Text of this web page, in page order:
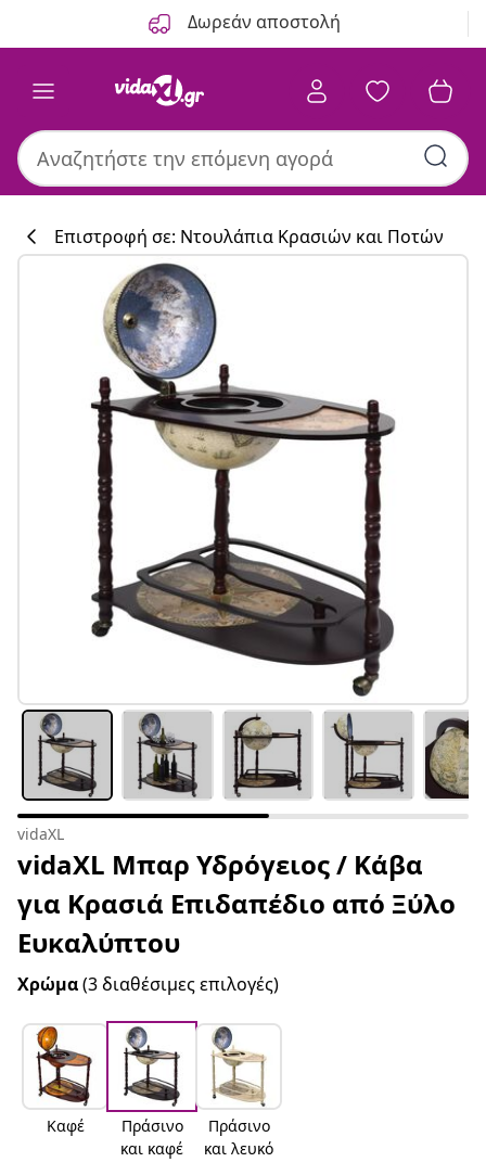
Δωρεάν αποστολή
#sharemevidaxl
Επιστροφή σε: Ντουλάπια Κρασιών και Ποτών
vidaXL
vidaXL Μπαρ Υδρόγειος / Κάβα
για Κρασιά Επιδαπέδιο από Ξύλο
Ευκαλύπτου
Χρώμα(3 διαθέσιμες επιλογές)
Καφέ
Πράσινο
και καφέ
Πράσινο
και λευκό